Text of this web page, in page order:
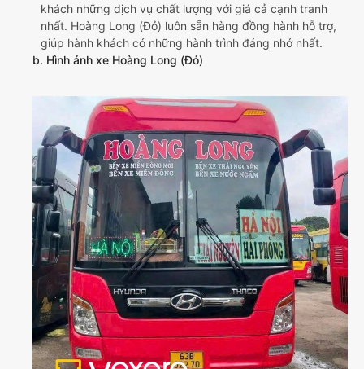
khách những dịch vụ chất lượng với giá cả cạnh tranh
nhất. Hoàng Long (Đỏ) luôn sẵn hàng đồng hành hỗ trợ,
giúp hành khách có những hành trình đáng nhớ nhất.
b. Hình ảnh xe Hoàng Long (Đỏ)